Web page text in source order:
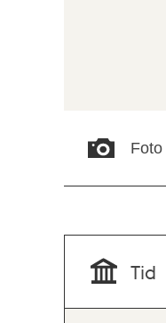
Foto
Tid